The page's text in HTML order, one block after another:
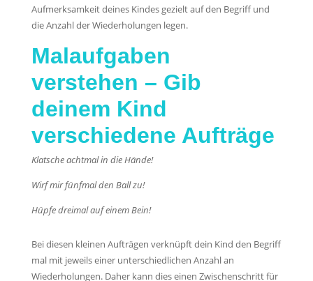
Aufmerksamkeit deines Kindes gezielt auf den Begriff und
die Anzahl der Wiederholungen legen.
Malaufgaben
verstehen – Gib
deinem Kind
verschiedene Aufträge
Klatsche achtmal in die Hände!
Wirf mir fünfmal den Ball zu!
Hüpfe dreimal auf einem Bein!
Bei diesen kleinen Aufträgen verknüpft dein Kind den Begriff
mal mit jeweils einer unterschiedlichen Anzahl an
Wiederholungen. Daher kann dies einen Zwischenschritt für